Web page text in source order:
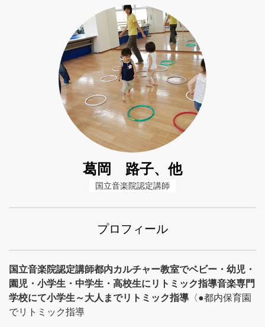
葛岡 路子、他
国立音楽院認定講師
プロフィール
国立音楽院認定講師都内カルチャー教室でベビー・幼児・
園児・小学生・中学生・高校生にリトミック指導音楽専門
学校にて小学生～大人までリトミック指導 〈●都内保育園
でリトミック指導